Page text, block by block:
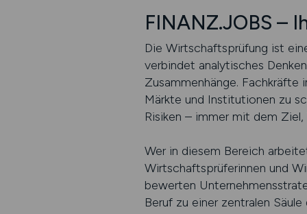
FINANZ.JOBS –
Die Wirtschaftsprüfung ist
verbindet analytisches
Zusammenhänge.
Märkte und Institutionen zu
Risiken – immer mit dem Ziel,
Wer in diesem Bereich
Wirtschaftsprüferinnen und
bewerten
Beruf zu einer zentralen